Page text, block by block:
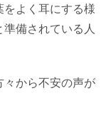
よく耳にする様
備されている人
々から不安の声が